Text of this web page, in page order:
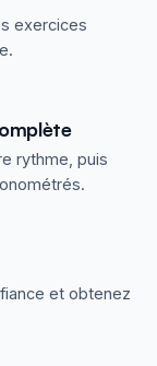
exercices
rythme, puis
et obtenez